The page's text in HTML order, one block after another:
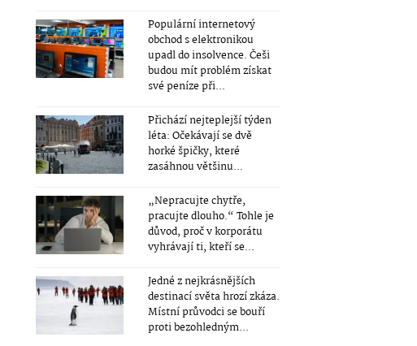
Populární internetový
obchod s elektronikou
upadl do insolvence. Češi
budou mít problém získat
své peníze při...
Přichází nejteplejší týden
léta: Očekávají se dvě
horké špičky, které
zasáhnou většinu...
„Nepracujte chytře,
pracujte dlouho.“ Tohle je
důvod, proč v korporátu
vyhrávají ti, kteří se...
Jedné z nejkrásnějších
destinací světa hrozí zkáza.
Místní průvodci se bouří
proti bezohledným...